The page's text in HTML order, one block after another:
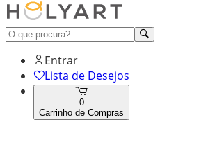
Entrar
Lista de Desejos
0
Carrinho de Compras